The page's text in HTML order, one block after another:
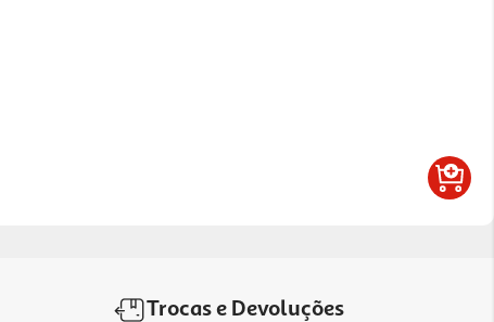
Trocas e Devoluções